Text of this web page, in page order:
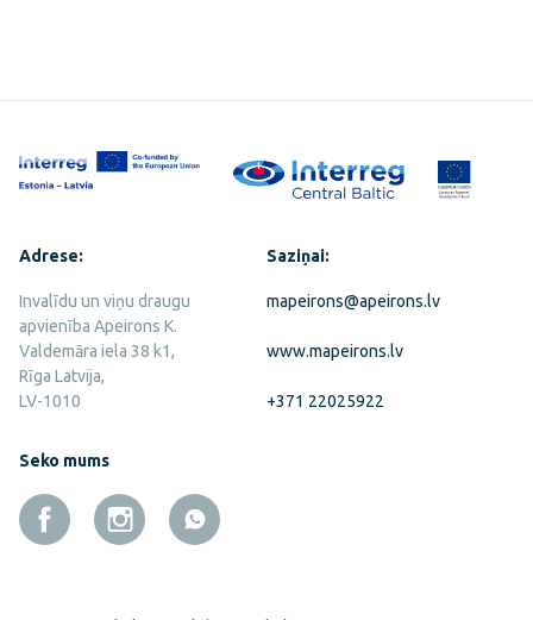
Adrese:
Invalīdu un viņu draugu
apvienība Apeirons K.
Valdemāra iela 38 k1,
Rīga Latvija,
LV-1010
Saziņai:
mapeirons@apeirons.lv
www.mapeirons.lv
+371 22025922
Seko mums